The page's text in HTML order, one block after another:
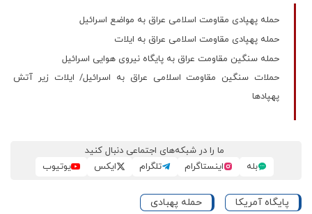
حمله پهپادی مقاومت اسلامی عراق به مواضع اسرائیل
حمله پهپادی مقاومت اسلامی عراق به ایلات
حمله سنگین مقاومت عراق به پایگاه نیروی هوایی اسرائیل
حملات سنگین مقاومت اسلامی عراق به اسرائیل/ ایلات زیر آتش
پهپادها
ما را در شبکه‌های اجتماعی دنبال کنید
بله
اینستاگرام تلگرام ایکس یوتیوب
پایگاه آمریکا
حمله پهبادی